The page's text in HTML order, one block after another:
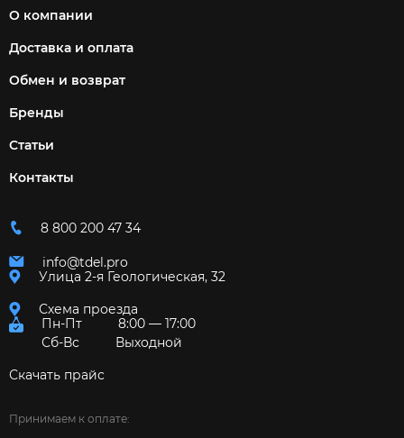
О компании
Доставка и оплата
Обмен и возврат
Бренды
Статьи
Контакты
8 800 200 47 34
info@tdel.pro
Улица 2-я Геологическая, 32
Схема проезда
Пн-Пт
8:00 — 17:00
Сб-Вс
Выходной
Скачать прайс
Принимаем к оплате: